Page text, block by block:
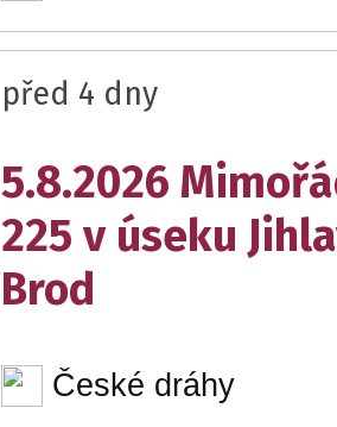
před 4 dny
5.8.2026
225 v úseku
Brod
České dráhy